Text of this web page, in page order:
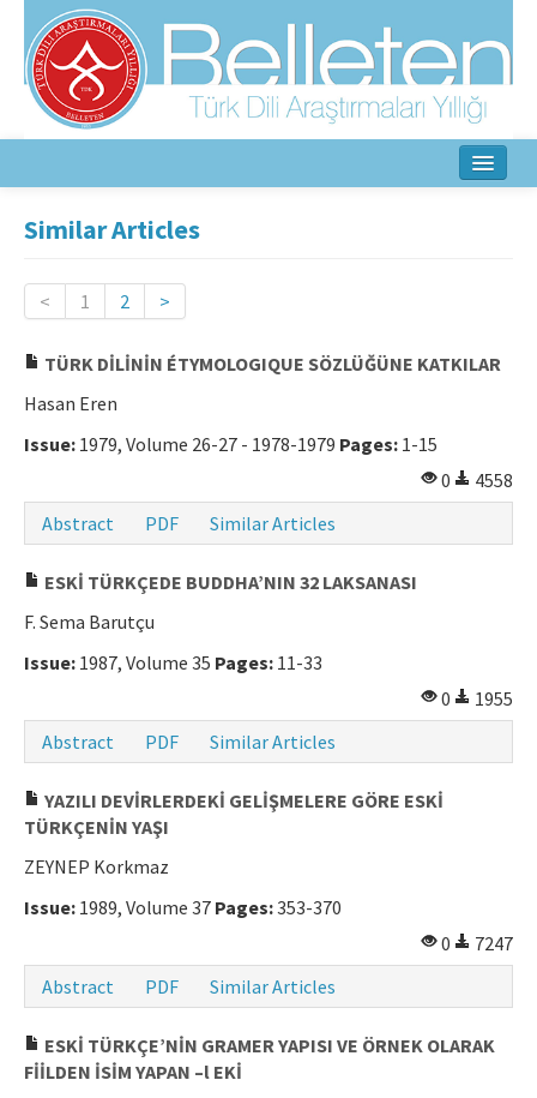
Aim & Scope
Editorial Board
Author Guidelines
Contact Us
Manuscript Submission
Similar Articles
< 1 2 >
TÜRK DİLİNİN ÉTYMOLOGIQUE SÖZLÜĞÜNE KATKILAR
Hasan Eren
Issue: 1979, Volume 26-27 - 1978-1979 Pages: 1-15
0
4558
Abstract
PDF Similar Articles
ESKİ TÜRKÇEDE BUDDHA’NIN 32 LAKSANASI
F. Sema Barutçu
Issue: 1987, Volume 35 Pages: 11-33
0
1955
Abstract
PDF Similar Articles
YAZILI DEVİRLERDEKİ GELİŞMELERE GÖRE ESKİ
TÜRKÇENİN YAŞI
ZEYNEP Korkmaz
Issue: 1989, Volume 37 Pages:353-370
0
7247
Abstract
PDF Similar Articles
ESKİ TÜRKÇE’NİN GRAMER YAPISI VE ÖRNEK OLARAK
FİİLDEN İSİM YAPAN –l EKİ